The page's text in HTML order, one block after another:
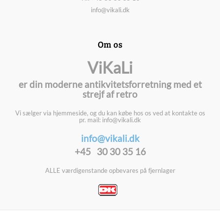
info@vikali.dk
Om os
ViKaLi
er din moderne antikvitetsforretning med et
strejf af retro
Vi sælger via hjemmeside, og du kan købe hos os ved at kontakte os
pr. mail: info@vikali.dk
info@vikali.dk
+45 30 30 35 16
ALLE værdigenstande opbevares på fjernlager